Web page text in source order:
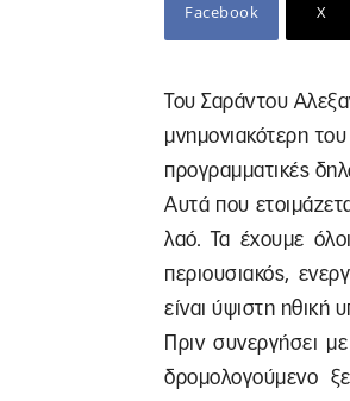
Facebook X
Του Σαράντου
μνημονιακότερη
προγραμματικές
Αυτά που
λαό. Τα έχουμε
περιουσιακός,
είναι ύψιστη ηθική
Πριν συνεργήσει
δρομολογούμενο